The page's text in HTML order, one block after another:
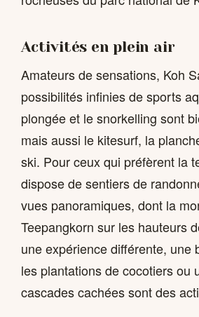
Activités en plein air
Amateurs de sensations, Koh
possibilités infinies de sports
plongée et le snorkelling sont
mais aussi le kitesurf, la
ski. Pour ceux qui préfèrent la
dispose de sentiers de
vues panoramiques, dont la
Teepangkorn sur les hauteurs
une expérience différente, une
les plantations de cocotiers ou
cascades cachées sont des